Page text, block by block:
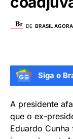
DE BRASIL AGORA
Siga o
A presidente
que o ex-
Eduardo